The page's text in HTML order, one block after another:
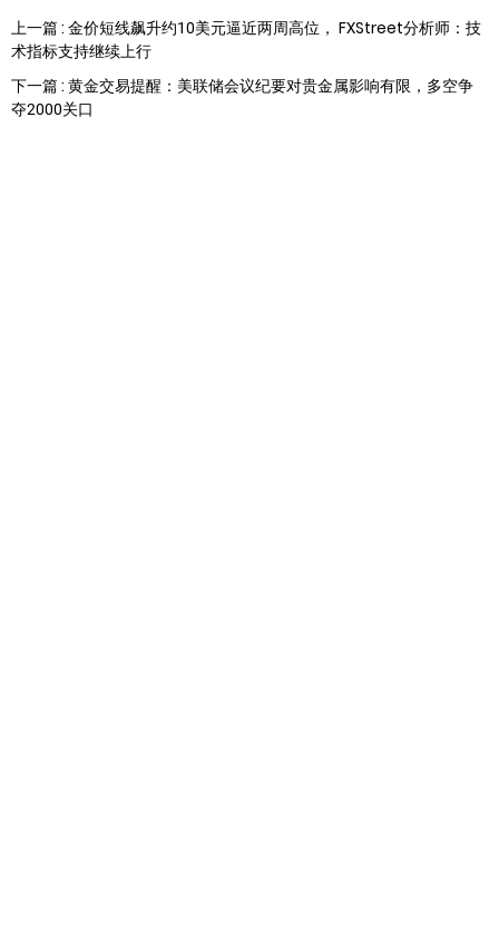
上一篇 : 金价短线飙升约10美元逼近两周高位， FXStreet分析师：技
术指标支持继续上行
下一篇 : 黄金交易提醒：美联储会议纪要对贵金属影响有限，多空争
夺2000关口